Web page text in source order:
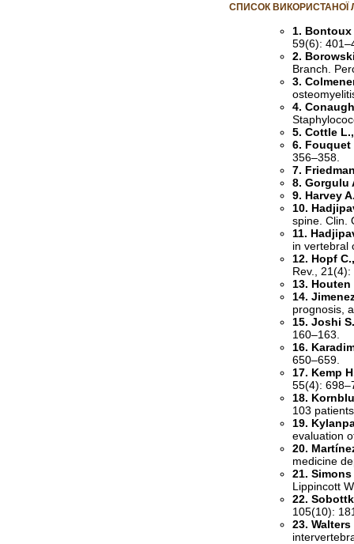
СПИСОК ВИКОРИСТАНОЇ
1.
59(6):
2.
Branch.
3.
4.
5. Cottle
6. Fouquet
356–358.
7.
8. Gorgulu
9. Harvey
10.
spine. Clin.
11.
in vertebral
12. Hopf
Rev.,
13.
14.
prognosis,
15. Joshi
160–163.
16.
650–659.
17. Kemp
55(4):
18.
103
19.
evaluation
20.
medicine
21.
Lippincott
22.
105(10):
23.